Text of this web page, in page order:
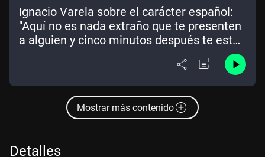
Ignacio Varela sobre el carácter español:
"Aquí no es nada extraño que te presenten
a alguien y cinco minutos después te esté
contando su vida privada, familiar, su
trabajo o sus problemas de salud"
Mostrar más contenido
Detalles